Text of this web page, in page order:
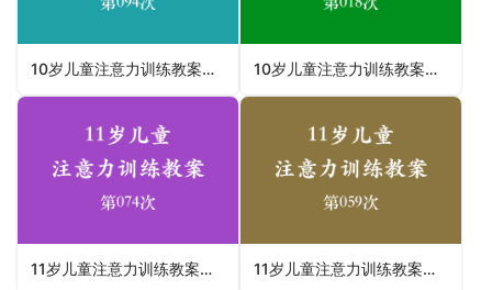
10岁儿童注意力训练教案第094次 共96次 10岁儿童注意力训练教案第018次 共96次
11岁儿童注意力训练教案第074次 共96次 11岁儿童注意力训练教案第059次 共96次